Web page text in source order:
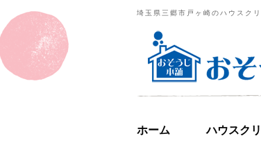
埼玉県三郷市戸ヶ崎のハウスク
ホーム ハウスク